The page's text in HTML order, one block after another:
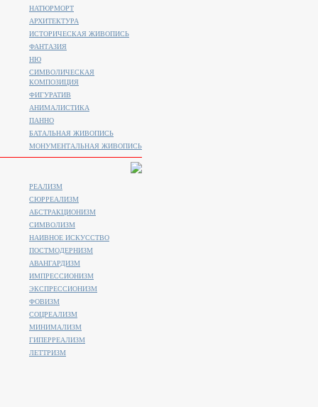
НАТЮРМОРТ
АРХИТЕКТУРА
ИСТОРИЧЕСКАЯ ЖИВОПИСЬ
ФАНТАЗИЯ
НЮ
СИМВОЛИЧЕСКАЯ
КОМПОЗИЦИЯ
ФИГУРАТИВ
АНИМАЛИСТИКA
ПАННО
БАТАЛЬНАЯ ЖИВОПИСЬ
МОНУМЕНТАЛЬНАЯ ЖИВОПИСЬ
РЕАЛИЗМ
СЮРРЕАЛИЗМ
АБСТРАКЦИОНИЗМ
СИМВОЛИЗМ
НАИВНОЕ ИСКУССТВО
ПОСТМОДЕРНИЗМ
АВАНГАРДИЗМ
ИМПРЕССИОНИЗМ
ЭКСПРЕССИОНИЗМ
ФОВИЗМ
СОЦРЕАЛИЗМ
МИНИМАЛИЗМ
ГИПЕРРЕАЛИЗМ
ЛЕТТРИЗМ